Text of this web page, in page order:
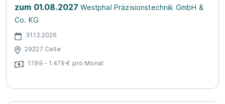
zum 01.08.2027 Westphal Präzisionstechnik GmbH &
Co. KG
31.12.2026
29227 Celle
1.199 - 1.479 € pro Monat